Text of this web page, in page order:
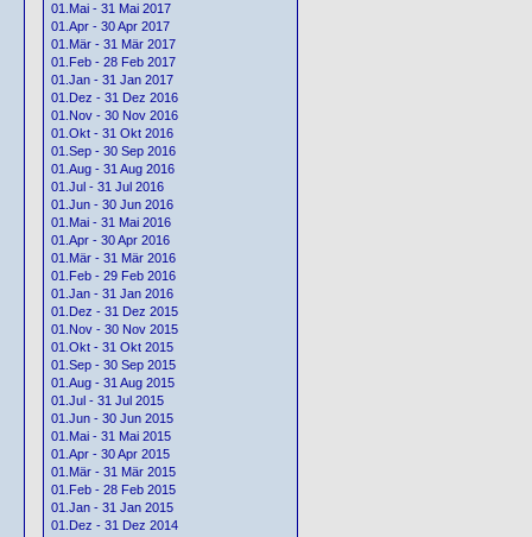
01.Mai - 31 Mai 2017
01.Apr - 30 Apr 2017
01.Mär - 31 Mär 2017
01.Feb - 28 Feb 2017
01.Jan - 31 Jan 2017
01.Dez - 31 Dez 2016
01.Nov - 30 Nov 2016
01.Okt - 31 Okt 2016
01.Sep - 30 Sep 2016
01.Aug - 31 Aug 2016
01.Jul - 31 Jul 2016
01.Jun - 30 Jun 2016
01.Mai - 31 Mai 2016
01.Apr - 30 Apr 2016
01.Mär - 31 Mär 2016
01.Feb - 29 Feb 2016
01.Jan - 31 Jan 2016
01.Dez - 31 Dez 2015
01.Nov - 30 Nov 2015
01.Okt - 31 Okt 2015
01.Sep - 30 Sep 2015
01.Aug - 31 Aug 2015
01.Jul - 31 Jul 2015
01.Jun - 30 Jun 2015
01.Mai - 31 Mai 2015
01.Apr - 30 Apr 2015
01.Mär - 31 Mär 2015
01.Feb - 28 Feb 2015
01.Jan - 31 Jan 2015
01.Dez - 31 Dez 2014